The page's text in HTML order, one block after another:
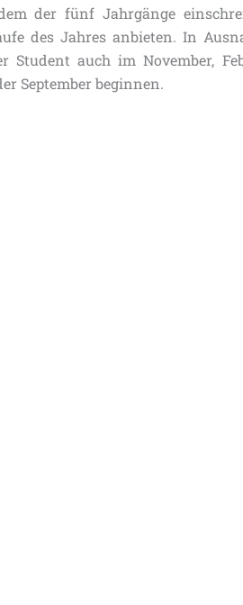
der fünf Jahrgänge
des Jahres anbieten. In
Student auch im November,
September beginnen.